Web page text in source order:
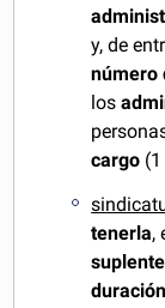
y, de
número
los
cargo
tenerla,